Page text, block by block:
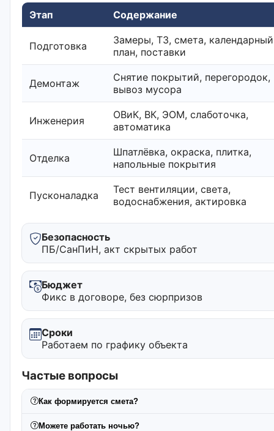
Этап Содержание
Подготовка
Замеры, ТЗ, смета, календарный
план, поставки
Демонтаж
Снятие покрытий, перегородок,
вывоз мусора
Инженерия
ОВиК, ВК, ЭОМ, слаботочка,
автоматика
Отделка
Шпатлёвка, окраска, плитка,
напольные покрытия
Пусконаладка
Тест вентиляции, света,
водоснабжения, актировка
Безопасность
ПБ/СанПиН, акт скрытых работ
Бюджет
Фикс в договоре, без сюрпризов
Сроки
Работаем по графику объекта
Частые вопросы
Как формируется смета?
Можете работать ночью?